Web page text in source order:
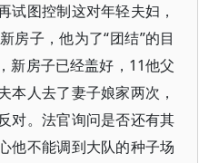
试图控制这对年轻夫妇，
房子，他为了“团结”的目
新房子已经盖好，11他父
本人去了妻子娘家两次，
对。法官询问是否还有其
他不能调到大队的种子场